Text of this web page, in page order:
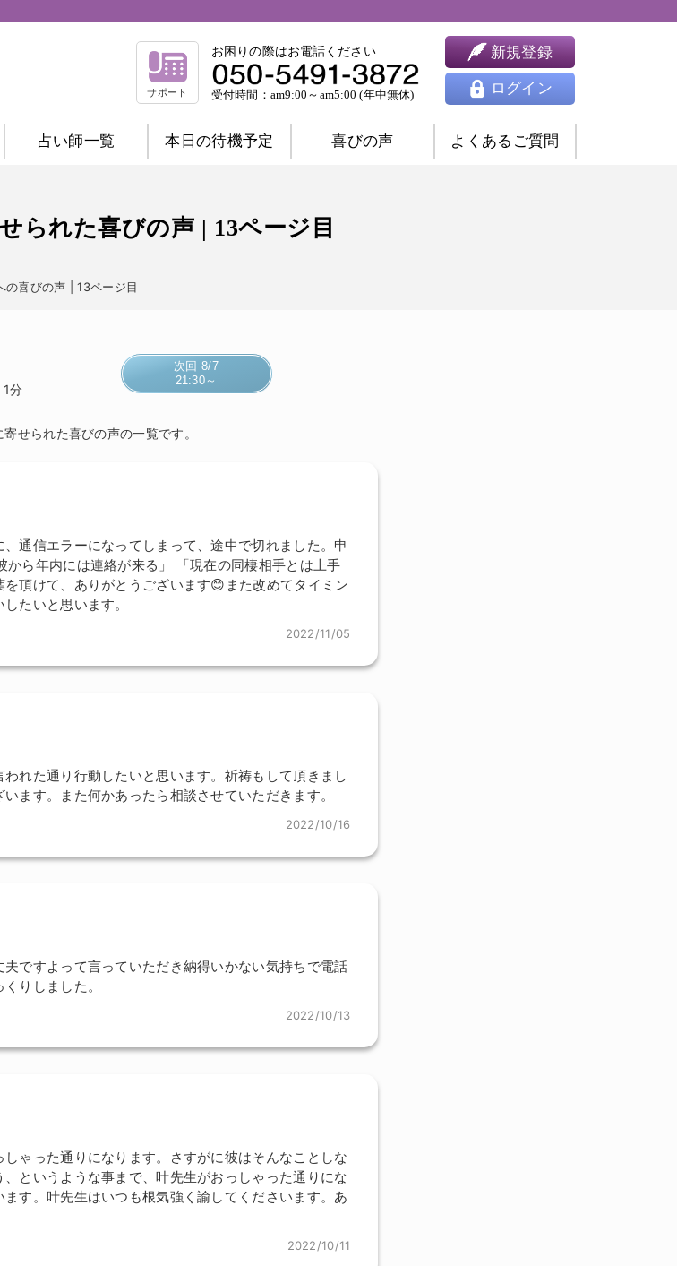
サポート
お困りの際はお電話ください
受付時間：am9:00～am5:00 (年中無休)
新規登録
ログイン
占い師一覧
復縁相談 浮気相談
縁結び相談
仕事相談 祈祷相談 人間関係相談
オーラ 西洋占星術
マヤ暦 易 タロット
本日の待機予定 喜びの声 よくあるご質問
られた喜びの声 | 13ページ目
の喜びの声 | 13ページ目
1分
次回 8/7
21:30～
せられた喜びの声の一覧です。
通信エラーになってしまって、途中で切れました。申
から年内には連絡が来る」 「現在の同棲相手とは上手
を頂けて、ありがとうございます😊また改めてタイミン
たいと思います。
2022/11/05
れた通り行動したいと思います。祈祷もして頂きまし
ます。また何かあったら相談させていただきます。
2022/10/16
ですよって言っていただき納得いかない気持ちで電話
りしました。
2022/10/13
ゃった通りになります。さすがに彼はそんなことしな
というような事まで、叶先生がおっしゃった通りにな
す。叶先生はいつも根気強く諭してくださいます。あ
2022/10/11